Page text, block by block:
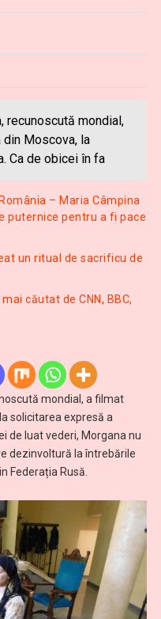
recunoscută mondial,
Moscova, la
Ca de obicei în fa
– Maria Câmpina
puternice pentru a fi pace
un ritual de sacrificu de
căutat de CNN, BBC,
mondial, a filmat
solicitarea expresă a
de luat vederi, Morgana nu
dezinvoltură la întrebările
Federația Rusă.